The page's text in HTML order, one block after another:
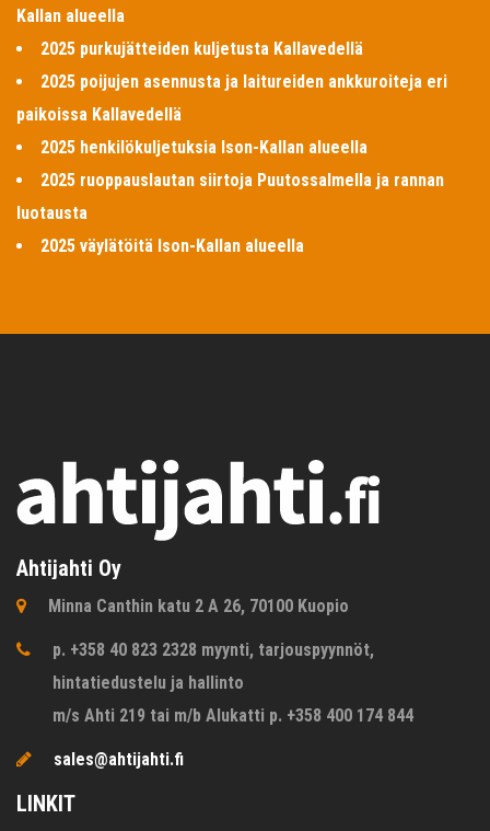
Kallan alueella
2025 purkujätteiden kuljetusta Kallavedellä
2025 poijujen asennusta ja laitureiden ankkuroiteja eri
paikoissa Kallavedellä
2025 henkilökuljetuksia Ison-Kallan alueella
2025 ruoppauslautan siirtoja Puutossalmella ja rannan
luotausta
2025 väylätöitä Ison-Kallan alueella
Ahtijahti Oy
Minna Canthin katu 2 A 26, 70100 Kuopio
p. +358 40 823 2328 myynti, tarjouspyynnöt,
hintatiedustelu ja hallinto
m/s Ahti 219 tai m/b Alukatti p. +358 400 174 844
sales@ahtijahti.fi
LINKIT